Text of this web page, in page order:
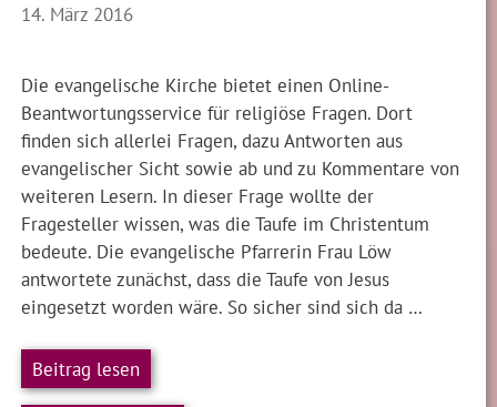
14. März 2016
Die evangelische Kirche bietet einen Online-
Beantwortungsservice für religiöse Fragen. Dort
finden sich allerlei Fragen, dazu Antworten aus
evangelischer Sicht sowie ab und zu Kommentare von
weiteren Lesern. In dieser Frage wollte der
Fragesteller wissen, was die Taufe im Christentum
bedeute. Die evangelische Pfarrerin Frau Löw
antwortete zunächst, dass die Taufe von Jesus
eingesetzt worden wäre. So sicher sind sich da …
Beitrag lesen